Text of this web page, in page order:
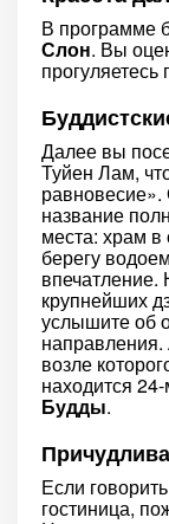
В программе
Слон. Вы
Далее вы
Туйен Лам,
равновесие».
название
места: храм в
берегу
впечатление.
крупнейших
услышите об
возле
находится
Будды.
Если
гостиница,